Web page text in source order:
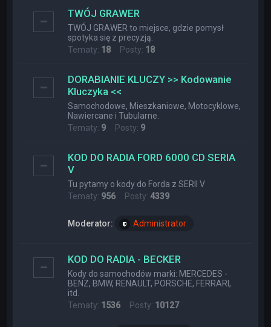
TWÓJ GRAWER
TWÓJ GRAWER to miejsce, gdzie pomysł
spotyka się z precyzją.
Tematy: 18 Posty: 18
DORABIANIE KLUCZY >> Kodowanie
Kluczyka <<
Samochodowe, Mieszkaniowe, Motocyklowe,
Nawiercane i Tubularne.
Tematy: 9 Posty: 9
KOD DO RADIA FORD 6000 CD SERIA
V
Tu pytamy o kody do Forda z SERII V
Tematy: 956 Posty:4339
Moderator: Administrator
KOD DO RADIA - BECKER
Kody do samochodów marki: MERCEDES -
BENZ, BMW, RENAULT, PORSCHE, FERRARI,
itd.
Tematy: 1536 Posty: 10127